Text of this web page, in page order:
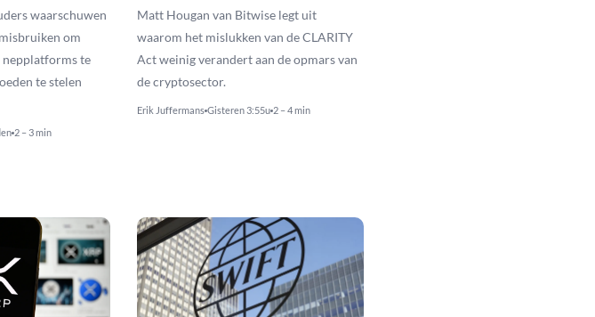
waarschuwen
om
nepplatforms te
te stelen
2 – 3 min
Matt Hougan van Bitwise legt uit
waarom het mislukken van de CLARITY
Act weinig verandert aan de opmars van
de cryptosector.
Erik Juffermans Gisteren 3:55u 2 – 4 min